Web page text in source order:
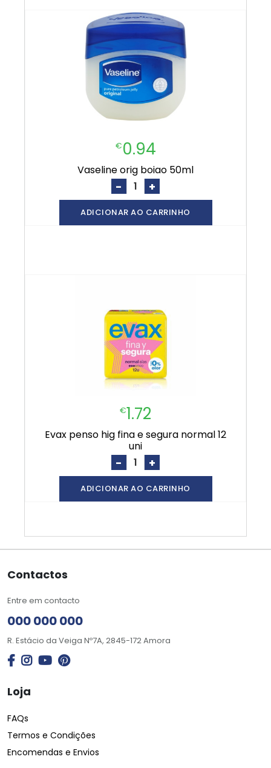
€0.94
vaseline orig boiao 50ml
- +
ADICIONAR AO CARRINHO
€1.72
evax penso hig fina e segura normal 12
uni
- +
ADICIONAR AO CARRINHO
Contactos
Entre em contacto
000 000 000
R. Estácio da Veiga Nº7A, 2845-172 Amora
Loja
FAQs
Termos e Condições
Encomendas e Envios